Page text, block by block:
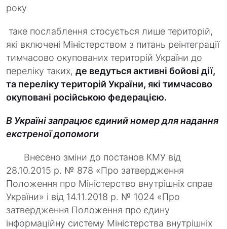
року
таке послаблення стосується лише територій,
які включені Міністерством з питань реінтеграції
тимчасово окупованих територій України до
переліку таких, де ведуться активні бойові дії,
та переліку територій України, які тимчасово
окуповані російською федерацією.
В Україні запрацює єдиний номер для надання
екстреної допомоги
Внесено зміни до постанов КМУ від
28.10.2015 р. № 878 «Про затвердження
Положення про Міністерство внутрішніх справ
України» і від 14.11.2018 р. № 1024 «Про
затвердження Положення про єдину
інформаційну систему Міністерства внутрішніх